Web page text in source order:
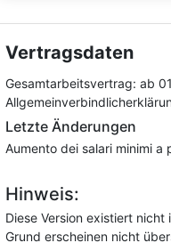
Vertragsdaten
Gesamtarbeitsvertrag: ab
Letzte Änderungen
Aumento dei salari minimi a
Hinweis:
Diese Version existiert
Grund erscheinen nicht